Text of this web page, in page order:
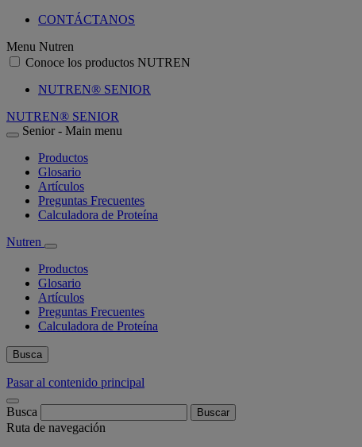
CONTÁCTANOS
Menu Nutren
Conoce los productos NUTREN
NUTREN® SENIOR
NUTREN® SENIOR
Senior - Main menu
Productos
Glosario
Artículos
Preguntas Frecuentes
Calculadora de Proteína
Nutren
Productos
Glosario
Artículos
Preguntas Frecuentes
Calculadora de Proteína
Busca
Pasar al contenido principal
Busca
Ruta de navegación